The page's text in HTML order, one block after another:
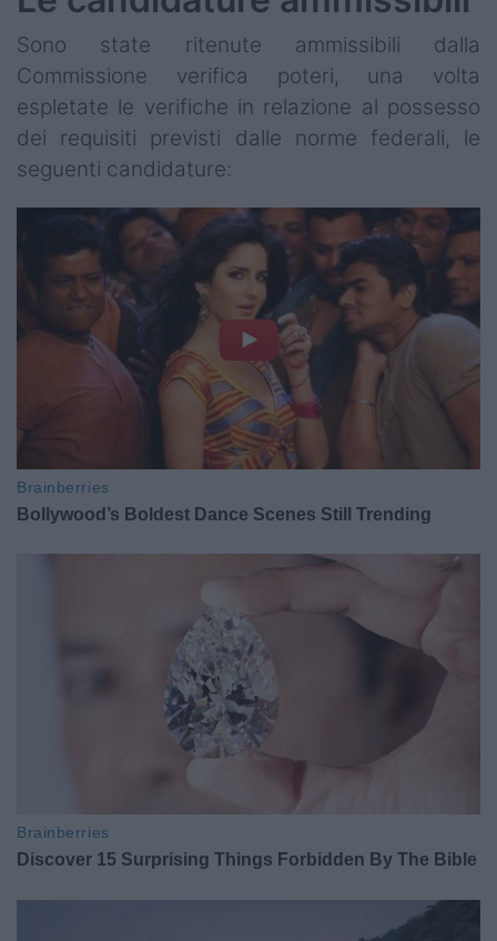
Sono state ritenute ammissibili dalla
Commissione verifica poteri, una volta
espletate le verifiche in relazione al possesso
dei requisiti previsti dalle norme federali, le
seguenti candidature: